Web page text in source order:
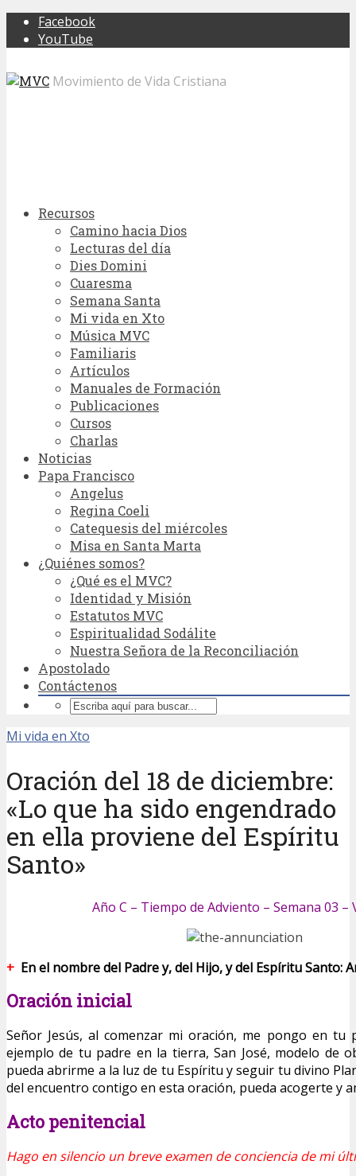
Facebook
YouTube
Movimiento de Vida Cristiana
Recursos
Camino hacia Dios
Lecturas del día
Dies Domini
Cuaresma
Semana Santa
Mi vida en Xto
Música MVC
Familiaris
Artículos
Manuales de Formación
Publicaciones
Cursos
Charlas
Noticias
Papa Francisco
Angelus
Regina Coeli
Catequesis del miércoles
Misa en Santa Marta
¿Quiénes somos?
¿Qué es el MVC?
Identidad y Misión
Estatutos MVC
Espiritualidad Sodálite
Nuestra Señora de la Reconciliación
Apostolado
Contáctenos
Mi vida en Xto
Oración del 18 de diciembre:
«Lo que ha sido engendrado
en ella proviene del Espíritu
Santo»
Año C – Tiempo de Adviento – Semana 03 –
+ En el nombre del Padre y, del Hijo, y del Espíritu Santo:
Oración inicial
Señor Jesús, al comenzar mi oración, me pongo en tu
ejemplo de tu padre en la tierra, San José, modelo de
pueda abrirme a la luz de tu Espíritu y seguir tu divino
del encuentro contigo en esta oración, pueda acogerte y
Acto penitencial
Hago en silencio un breve examen de conciencia de mi